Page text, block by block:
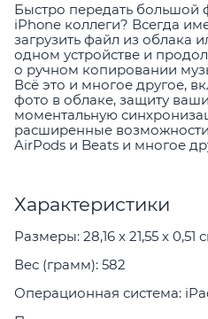
Быстро передать большой
iPhone коллеги? Всегда
загрузить файл из облака
одном устройстве и
о ручном копировании
Всё это и многое другое,
фото в облаке, защиту
моментальную
расширенные
AirPods и Beats и многое
Характеристики
Размеры: 28,16 x 21,55 x 0,51
Вес (грамм): 582
Операционная система: